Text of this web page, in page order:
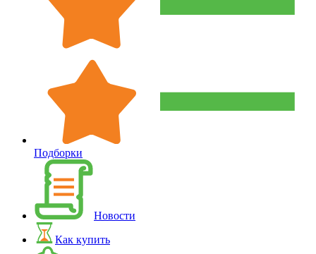
Подборки
Новости
Как купить